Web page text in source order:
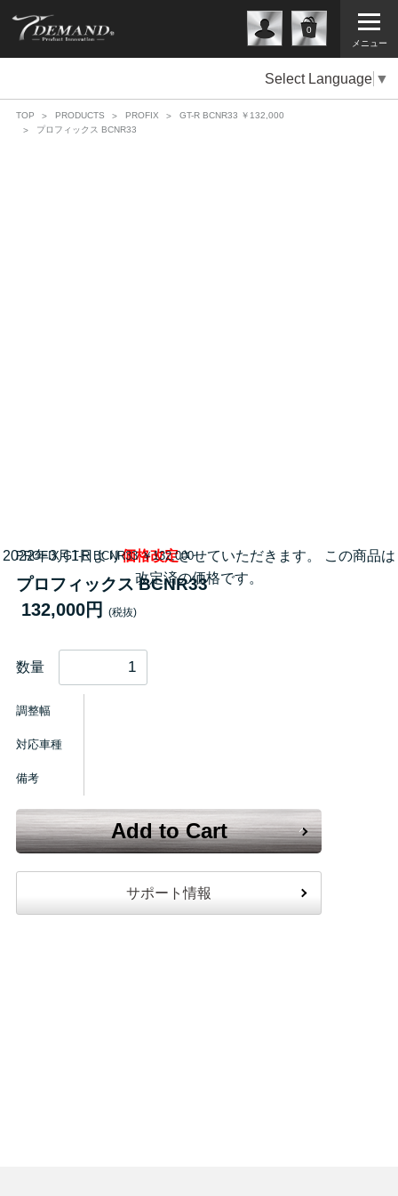
メニュー
0
Select Language ▼
TOP PRODUCTS PROFIX
GT-R BCNR33 ￥132,000
プロフィックス BCNR33
2022年3月1日より価格改定させていただきます。 この商品は
改定済の価格です。
PROFIX GT-R BCNR33 ￥132,000
プロフィックス BCNR33
132,000円 (税抜)
数量
調整幅
対応車種
備考
Add to Cart
サポート情報